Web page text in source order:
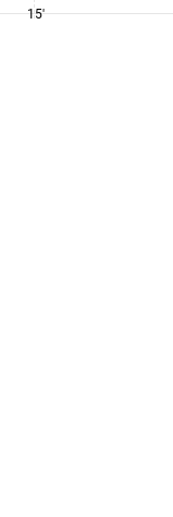
15'